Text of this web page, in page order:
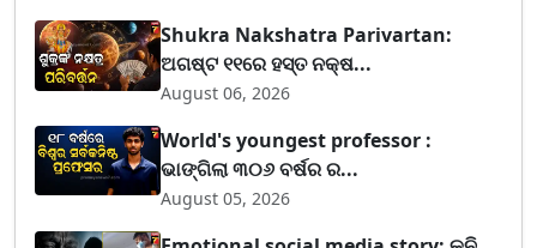
Shukra Nakshatra Parivartan:
ଅଗଷ୍ଟ ୧୧ରେ ହସ୍ତ ନକ୍ଷ...
August 06, 2026
World's youngest professor :
ଭାଙ୍ଗିଲା ୩୦୬ ବର୍ଷର ର...
August 05, 2026